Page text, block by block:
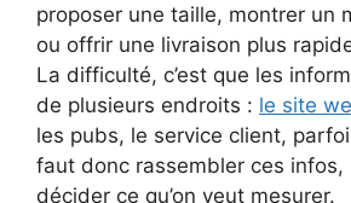
proposer une taille, montrer un
ou offrir une livraison plus
La difficulté, c’est que les
de plusieurs endroits : le site
les pubs, le service client,
faut donc rassembler ces infos,
décider ce qu’on veut mesurer.